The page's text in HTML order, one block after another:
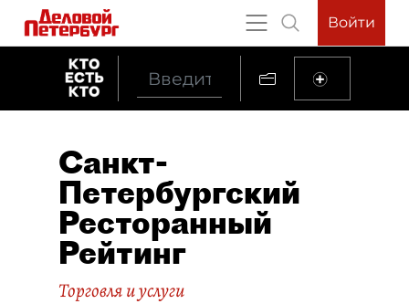
Войти
Санкт-
Петербургский
Ресторанный
Рейтинг
Торговля и услуги